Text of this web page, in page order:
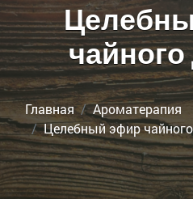
Главная
Ароматерапия
Целебный эфир